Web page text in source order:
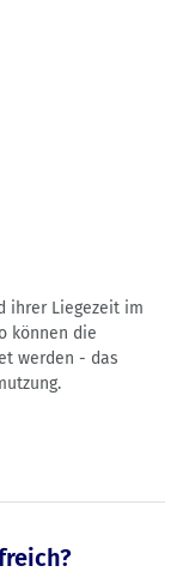
ihrer Liegezeit im
können die
werden - das